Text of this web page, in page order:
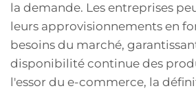
la demande. Les entreprises
leurs approvisionnements en
besoins du marché,
disponibilité continue des
l'essor du e-commerce, la